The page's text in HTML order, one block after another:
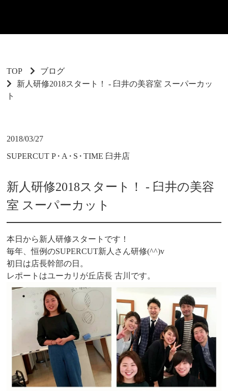
TOP
ブログ
新人研修2018スタート！ - 臼井の美容室 スーパーカッ
ト
2018/03/27
SUPERCUT P・ A・ S・TIME 臼井店
新人研修2018スタート！ - 臼井の美容
室 スーパーカット
本日から新人研修スタートです！
毎年、恒例のSUPERCUT新人さん研修(^^)v
初日は店長幹部の日。
レポートはユーカリが丘店長 古川です。